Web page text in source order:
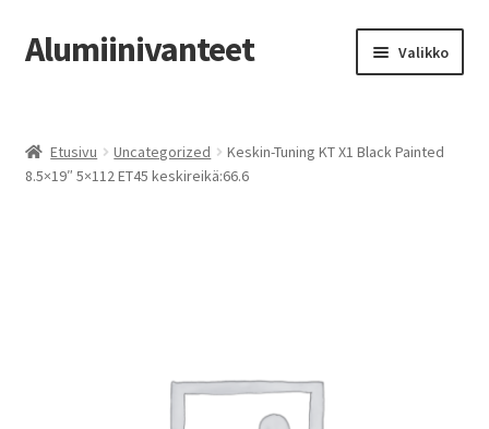
Siirry
navigointiin
Siirry
sisältöön
Alumiinivanteet Valikko
Kauppa
Etusivu Uncategorized
Keskin-Tuning KT X1 Black Painted
8.5×19″ 5×112 ET45 keskireikä:66.6